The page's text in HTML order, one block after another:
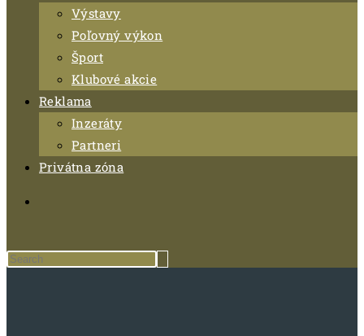
Výstavy
Poľovný výkon
Šport
Klubové akcie
Reklama
Inzeráty
Partneri
Privátna zóna